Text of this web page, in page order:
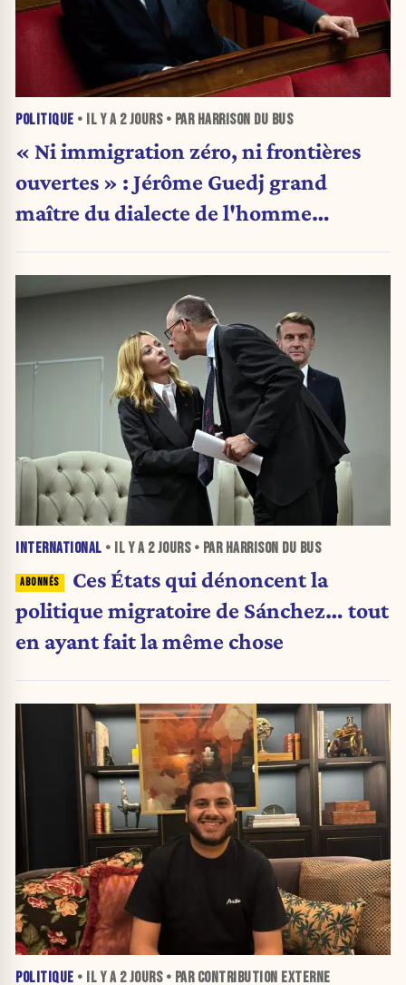
POLITIQUE • IL Y A 2 JOURS• PAR HARRISON DU BUS
« Ni immigration zéro, ni frontières
ouvertes » : Jérôme Guedj grand
maître du dialecte de l'homme
INTERNATIONAL • IL Y A 2 JOURS• PAR HARRISON DU BUS
Ces États qui dénoncent la
politique migratoire de Sánchez… tout
en ayant fait la même chose
POLITIQUE • IL Y A 2 JOURS• PAR CONTRIBUTION EXTERNE